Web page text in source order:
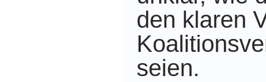
den klaren
seien.